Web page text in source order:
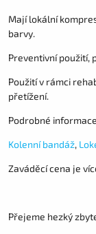
Mají lokální
barvy.
Preventivní použití,
Použití v rámci
přetížení.
Podrobné
Kolenní bandáž,
Zaváděcí cena je
Přejeme hezký